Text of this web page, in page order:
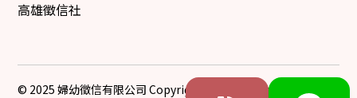
高雄徵信社
© 2025 婦幼徵信有限公司 Copyright All Rights Reserved